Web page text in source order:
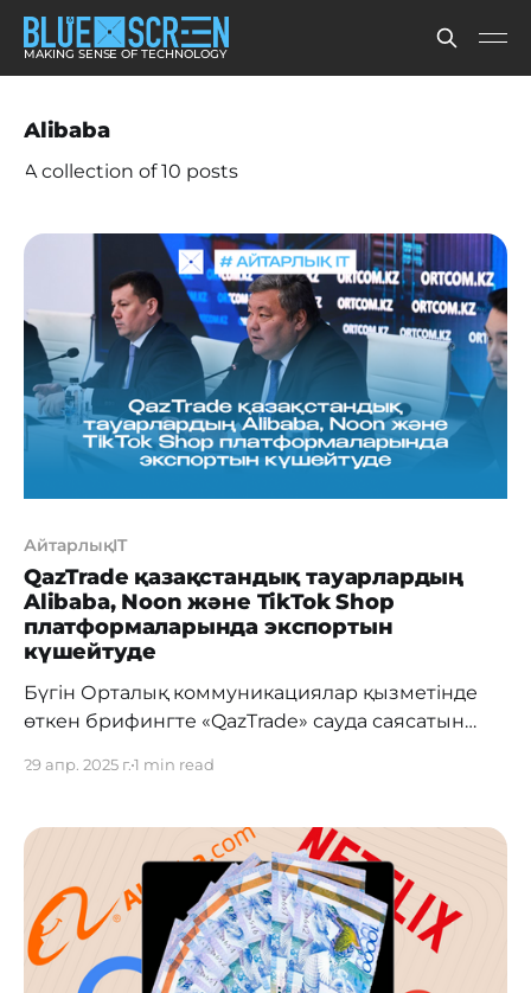
MAKING SENSE OF TECHNOLOGY
Alibaba
A collection of 10 posts
АйтарлықIT
QazTrade қазақстандық тауарлардың
Alibaba, Noon және TikTok Shop
платформаларында экспортын
күшейтуде
Бүгін Орталық коммуникациялар қызметінде
өткен брифингте «QazTrade» сауда саясатын
Айтмұхамед Алдажаров қазақстандық
электрондық сауда платформаларында
қатысуын кеңейтуге бағытталған стратегиялық
бастамаларды таныстырды. Атап айтқанда,
QazTrade отандық өндірушілердің JD.com,
Alibaba.com, Europages, Noon және TikTok Shop
сияқты платформаларға қатысуын арттыруды
29 апр. 2025 г.1 min read